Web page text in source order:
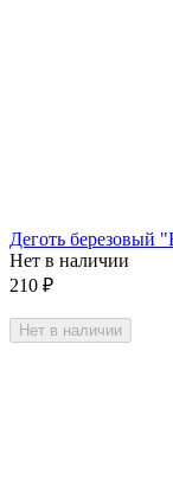
Деготь березовый
Нет в наличии
210 ₽
Нет в наличии